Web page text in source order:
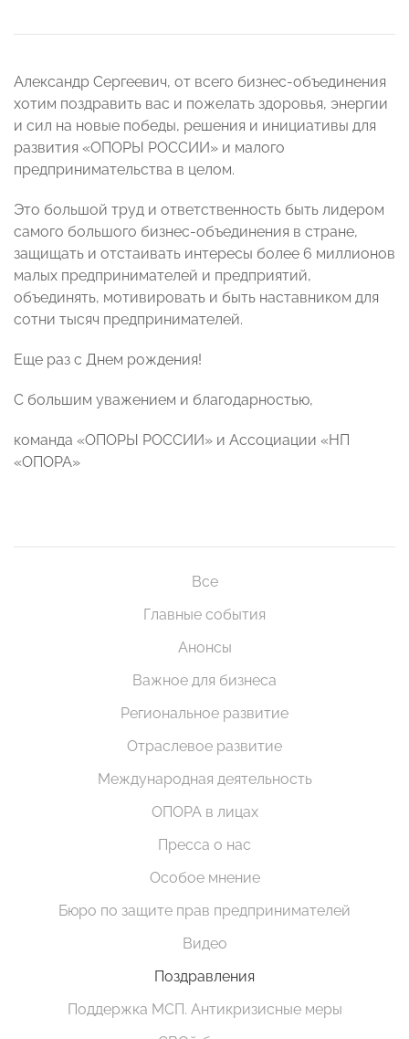
Александр Сергеевич, от всего бизнес-объединения
хотим поздравить вас и пожелать здоровья, энергии
и сил на новые победы, решения и инициативы для
развития «ОПОРЫ РОССИИ» и малого
предпринимательства в целом.
Это большой труд и ответственность быть лидером
самого большого бизнес-объединения в стране,
защищать и отстаивать интересы более 6 миллионов
малых предпринимателей и предприятий,
объединять, мотивировать и быть наставником для
сотни тысяч предпринимателей.
Еще раз с Днем рождения!
С большим уважением и благодарностью,
команда «ОПОРЫ РОССИИ» и Ассоциации «НП
«ОПОРА»
Все
Главные события
Анонсы
Важное для бизнеса
Региональное развитие
Отраслевое развитие
Международная деятельность
ОПОРА в лицах
Пресса о нас
Особое мнение
Бюро по защите прав предпринимателей
Видео
Поздравления
Поддержка МСП. Антикризисные меры